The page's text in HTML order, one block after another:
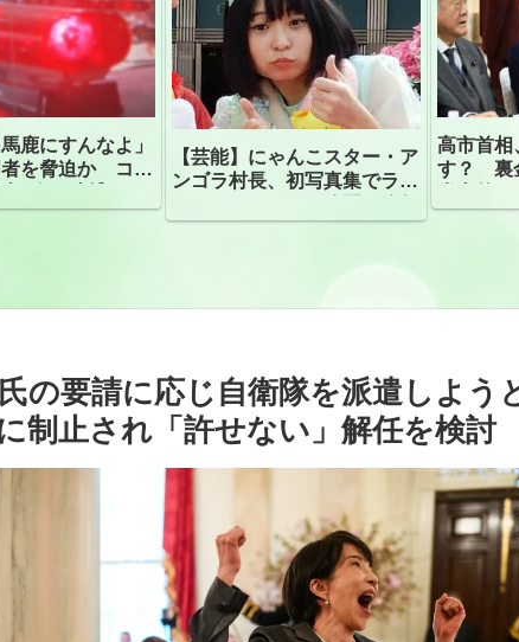
鹿にすんなよ」
者を脅迫か コン
【芸能】にゃんこスター・ア
ンゴラ村長、初写真集でラン
はデジタル写真集が異例の大
高市首相
す？ 裏
の要請に応じ自衛隊を派遣しよう
制止され「許せない」解任を検討